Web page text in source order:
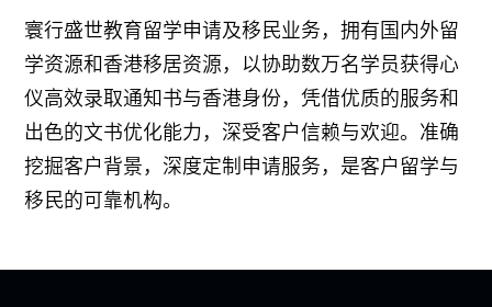
寰行盛世教育留学申请及移民业务，拥有国内外留
学资源和香港移居资源，以协助数万名学员获得心
仪高效录取通知书与香港身份，凭借优质的服务和
出色的文书优化能力，深受客户信赖与欢迎。准确
挖掘客户背景，深度定制申请服务，是客户留学与
移民的可靠机构。